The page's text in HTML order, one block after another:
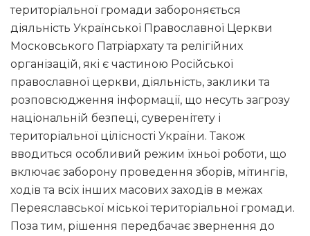
територіальної громади забороняється
діяльність Української Православної Церкви
Московського Патріархату та релігійних
організацій, які є частиною Російської
православної церкви, діяльність, заклики та
розповсюдження інформації, що несуть загрозу
національній безпеці, суверенітету і
територіальної цілісності України. Також
вводиться особливий режим їхньої роботи, що
включає заборону проведення зборів, мітингів,
ходів та всіх інших масових заходів в межах
Переяславської міської територіальної громади.
Поза тим, рішення передбачає звернення до